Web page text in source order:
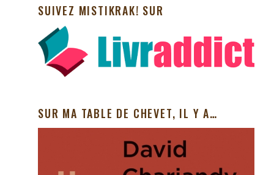
SUIVEZ MISTIKRAK! SUR
SUR MA TABLE DE CHEVET, IL Y A…